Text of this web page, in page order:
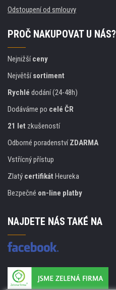
Odstoupení od smlouvy
PROČ NAKUPOVAT U NÁS?
Nejnižšíceny
Největšísortiment
Rychlé dodání (24-48h)
Dodáváme po celé ČR
21 let zkušeností
Odborné poradenstvíZDARMA
Vstřícný přístup
Zlatý certifikát Heureka
Bezpečné on-line platby
NAJDETE NÁS TAKÉ NA